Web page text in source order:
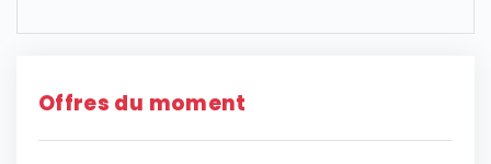
Offres du moment